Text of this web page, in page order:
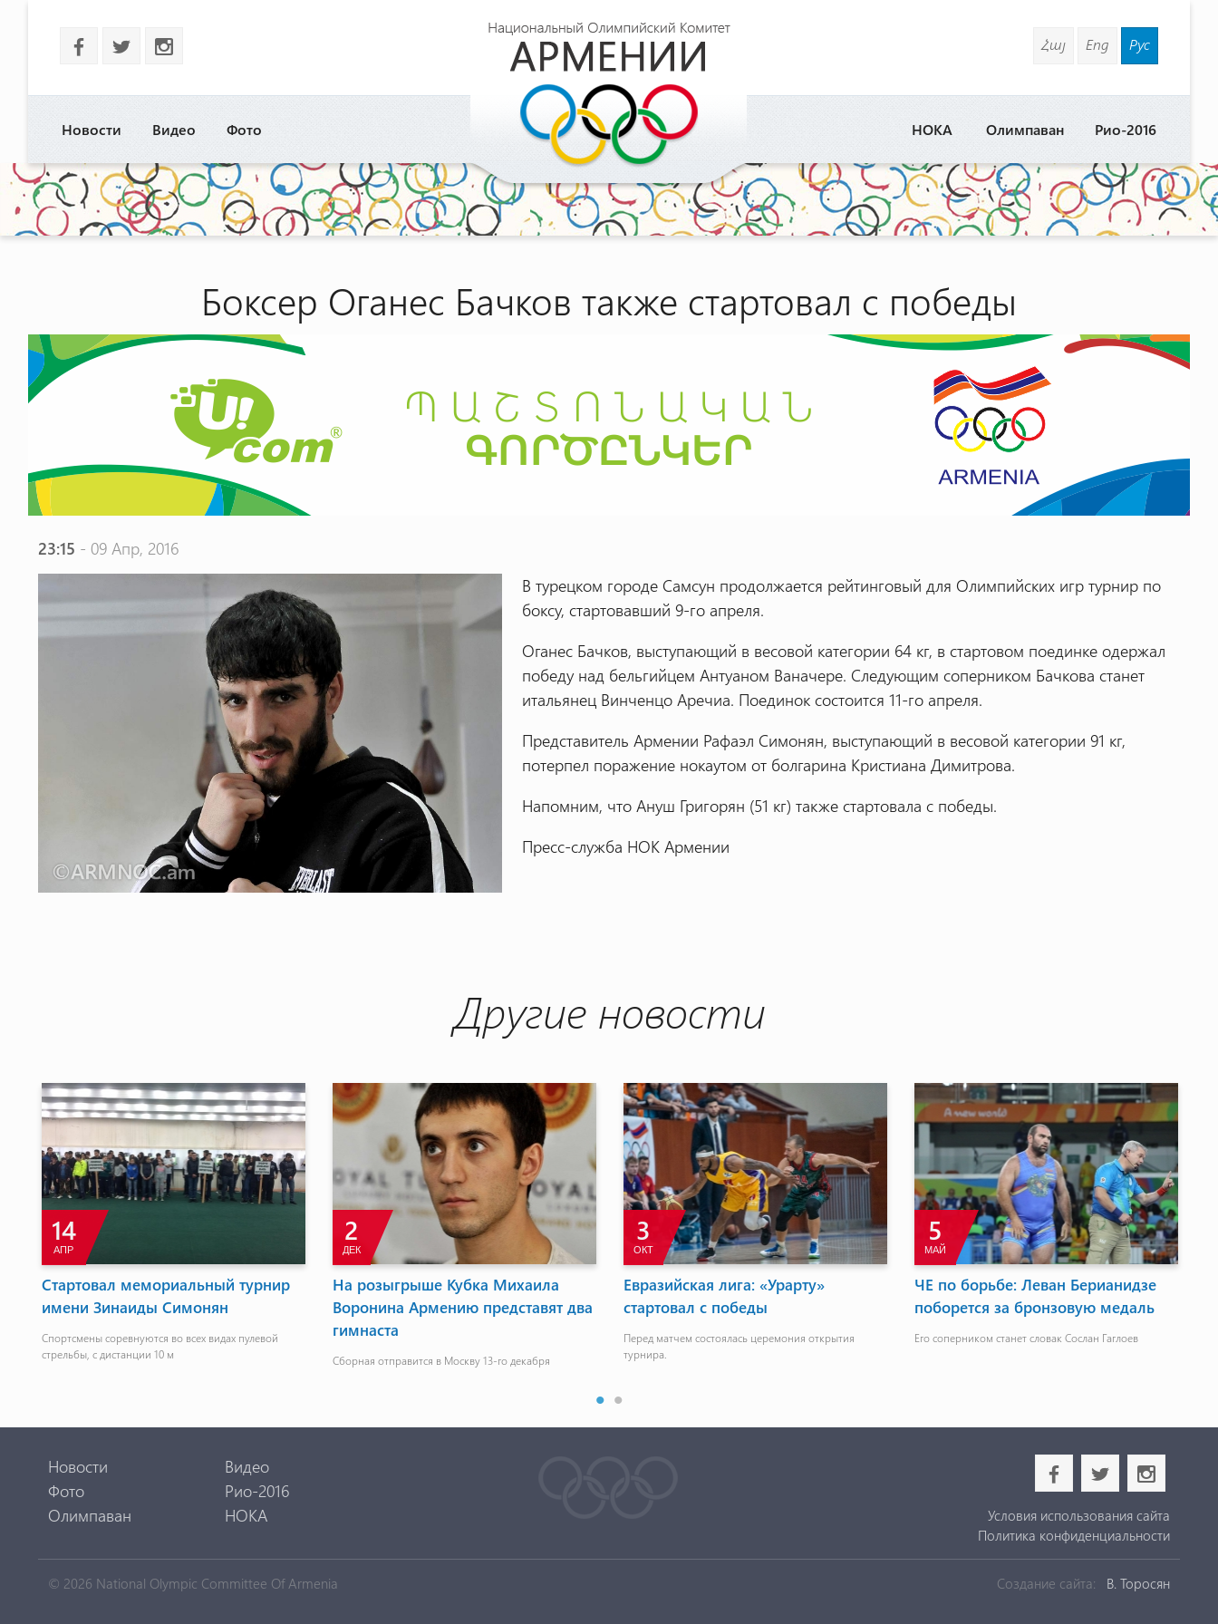
b a x Հայ Eng Рус
Новости Видео Фото Рио-2016
Олимпаван
НОКА
Боксер Оганес Бачков также стартовал с победы
23:15 - 09 Апр, 2016
В турецком городе Самсун продолжается рейтинговый для Олимпийских игр турнир по
боксу, стартовавший 9-го апреля.
Оганес Бачков, выступающий в весовой категории 64 кг, в стартовом поединке одержал
победу над бельгийцем Антуаном Ваначере. Следующим соперником Бачкова станет
итальянец Винченцо Аречиа. Поединок состоится 11-го апреля.
Представитель Армении Рафаэл Симонян, выступающий в весовой категории 91 кг,
потерпел поражение нокаутом от болгарина Кристиана Димитрова.
Напомним, что Ануш Григорян (51 кг) также стартовала с победы.
Пресс-служба НОК Армении
Другие новости
14
АПР
Стартовал мемориальный турнир
имени Зинаиды Симонян
Спортсмены соревнуются во всех видах пулевой
стрельбы, с дистанции 10 м
2
ДЕК
На розыгрыше Кубка Михаила
Воронина Армению представят два
гимнаста
Сборная отправится в Москву 13-го декабря
3
ОКТ
Евразийская лига: «Урарту»
стартовал с победы
Перед матчем состоялась церемония открытия
турнира.
5
МАЙ
ЧЕ по борьбе: Леван Берианидзе
поборется за бронзовую медаль
Его соперником станет словак Сослан Гаглоев
Новости
Видео
Фото
Рио-2016
Олимпаван
НОКА
b a x
Условия использования сайта
Политика конфиденциальности
© 2026 National Olympic Committee Of Armenia Создание сайта: В. Торосян